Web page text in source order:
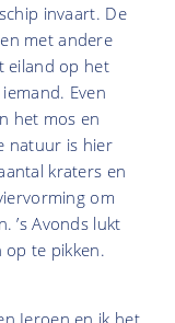
invaart. De
met andere
eiland op het
Even
het mos en
natuur is hier
kraters en
om
’s Avonds lukt
te pikken.